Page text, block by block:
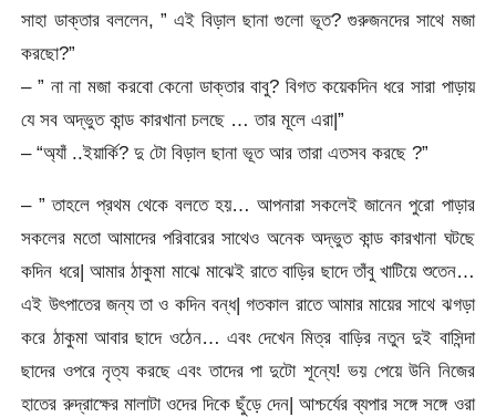
সাহা ডাক্তার বললেন, ” এই বিড়াল ছানা গুলো ভূত? গুরুজনদের সাথে মজা
করছো?”
– ” না না মজা করবো কেনো ডাক্তার বাবু? বিগত কয়েকদিন ধরে সারা পাড়ায়
যে সব অদ্ভুত কান্ড কারখানা চলছে … তার মূলে এরা|”
– “অ্যাঁ ..ইয়ার্কি? দু টো বিড়াল ছানা ভূত আর তারা এতসব করছে ?”
– ” তাহলে প্রথম থেকে বলতে হয়… আপনারা সকলেই জানেন পুরো পাড়ার
সকলের মতো আমাদের পরিবারের সাথেও অনেক অদ্ভুত কান্ড কারখানা ঘটছে
কদিন ধরে| আমার ঠাকুমা মাঝে মাঝেই রাতে বাড়ির ছাদে তাঁবু খাটিয়ে শুতেন…
এই উৎপাতের জন্য তা ও কদিন বন্ধ| গতকাল রাতে আমার মায়ের সাথে ঝগড়া
করে ঠাকুমা আবার ছাদে ওঠেন… এবং দেখেন মিত্র বাড়ির নতুন দুই বাসিন্দা
ছাদের ওপরে নৃত্য করছে এবং তাদের পা দুটো শূন্যে! ভয় পেয়ে উনি নিজের
হাতের রুদ্রাক্ষের মালাটা ওদের দিকে ছুঁড়ে দেন| আশ্চর্যের ব্যপার সঙ্গে সঙ্গে ওরা